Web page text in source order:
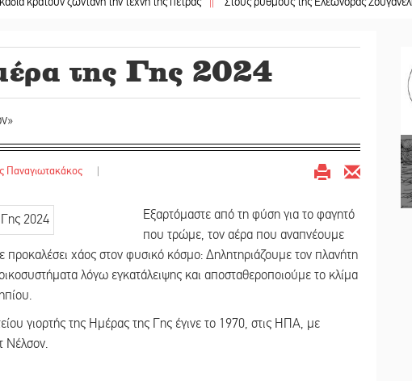
της Γης 2024
Παναγιωτακάκος |
Εξαρτόμαστε από τη φύση για το φαγητό
που τρώμε, τον αέρα που αναπνέουμε
χάος στον φυσικό κόσμο: Δηλητηριάζουμε τον πλανήτη
λόγω εγκατάλειψης και αποσταθεροποιούμε το κλίμα
γιορτής της Ημέρας της Γης έγινε το 1970, στις ΗΠΑ, με
Νέλσον.